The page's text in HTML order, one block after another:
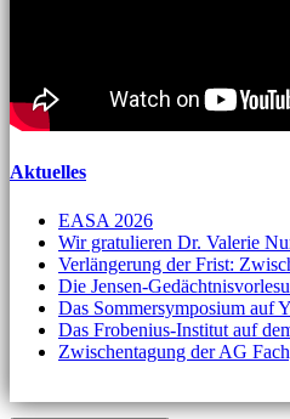
Aktuelles
EASA 2026
Wir gratulieren Dr. Valerie
Verlängerung der Frist:
Die Jensen-
Das Sommersymposium auf
Das Frobenius-Institut auf
Zwischentagung der AG